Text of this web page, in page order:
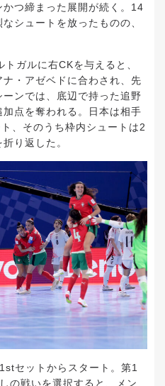
つ締まった展開が続く。14
シュートを放ったものの、
ガルに右CKを与えると、
・アゼベドに合わされ、先
ンでは、底辺で持った追野
点を奪われる。日本は相手
、そのうち枠内シュートは2
り返した。
セットからスタート。第1
の戦いを選択すると、メン